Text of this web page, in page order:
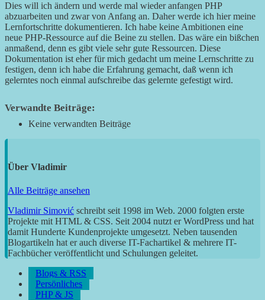
Dies will ich ändern und werde mal wieder anfangen PHP
abzuarbeiten und zwar von Anfang an. Daher werde ich hier meine
Lernfortschritte dokumentieren. Ich habe keine Ambitionen eine
neue PHP-Ressource auf die Beine zu stellen. Das wäre ein bißchen
anmaßend, denn es gibt viele sehr gute Ressourcen. Diese
Dokumentation ist eher für mich gedacht um meine Lernschritte zu
festigen, denn ich habe die Erfahrung gemacht, daß wenn ich
gelerntes noch einmal aufschreibe das gelernte gefestigt wird.
Verwandte Beiträge:
Keine verwandten Beiträge
Über Vladimir
Alle Beiträge ansehen
Vladimir Simović schreibt seit 1998 im Web. 2000 folgten erste
Projekte mit HTML & CSS. Seit 2004 nutzt er WordPress und hat
damit Hunderte Kundenprojekte umgesetzt. Neben tausenden
Blogartikeln hat er auch diverse IT-Fachartikel & mehrere IT-
Fachbücher veröffentlicht und Schulungen geleitet.
Blogs & RSS
Persönliches
PHP & JS